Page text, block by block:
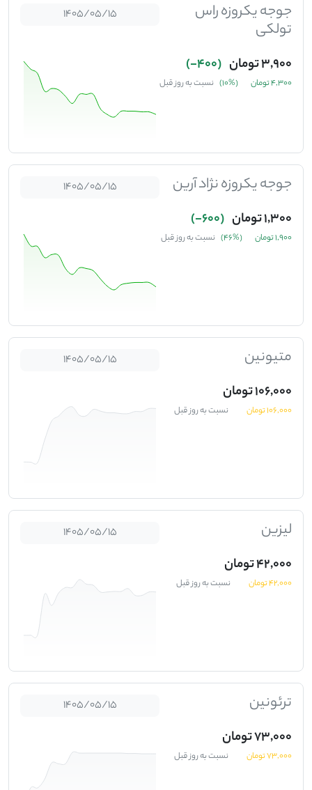
جوجه یکروزه راس
تولکی
3,900 تومان (400-)
4,300 تومان (%10) نسبت به روز قبل
1405/05/15
جوجه یکروزه نژاد آرین
1,300 تومان (600-)
1,900 تومان (%46) نسبت به روز قبل
1405/05/15
متیونین
106,000 تومان
106,000 تومان نسبت به روز قبل
1405/05/15
لیزین
42,000 تومان
42,000 تومان نسبت به روز قبل
1405/05/15
ترئونین
73,000 تومان
73,000 تومان نسبت به روز قبل
1405/05/15